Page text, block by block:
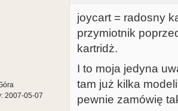
2007-05-07
joycart = radosny
przymiotnik
kartridż.
I to moja jedyna
tam już kilka
pewnie zamówię